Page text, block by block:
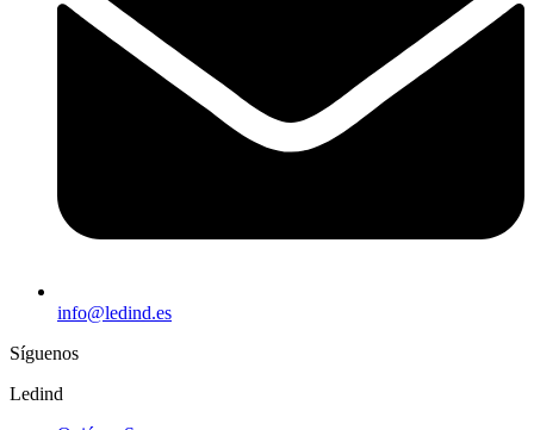
info@ledind.es
Síguenos
Ledind